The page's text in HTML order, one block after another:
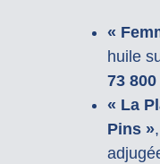
«
huile
73 800
« La
Pins »